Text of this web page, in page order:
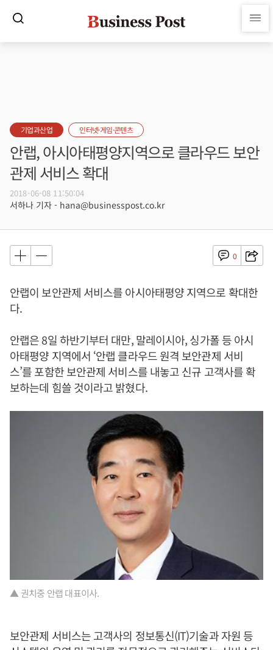
기업과산업 인터넷·게임·콘텐츠
안랩, 아시아태평양지역으로 클라우드 보안
관제 서비스 확대
2018-06-08 11:50:04
서하나 기자 - hana@businesspost.co.kr
0
안랩이 보안관제 서비스를 아시아태평양 지역으로 확대한
다.
안랩은 8일 하반기부터 대만, 말레이시아, 싱가폴 등 아시
아태평양 지역에서 ‘안랩 클라우드 원격 보안관제 서비
스’를 포함한 보안관제 서비스를 내놓고 신규 고객사를 확
보하는데 힘쓸 것이라고 밝혔다.
▲ 권치중 안랩 대표이사.
보안관제 서비스는 고객사의 정보통신(IT)기술과 자원 등